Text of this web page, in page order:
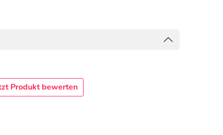
Produkt bewerten